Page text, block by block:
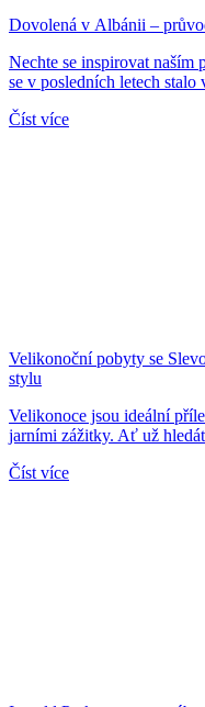
Dovolená v Albánii –
Nechte se inspirovat naším
se v posledních letech
Číst více
Velikonoční pobyty se
stylu
Velikonoce jsou ideální
jarními zážitky. Ať už
Číst více